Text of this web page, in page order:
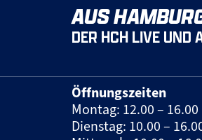
AUS
DER HCH LIVE UND
Öffnungszeiten
Montag: 12.00 –
Dienstag: 10.00 –